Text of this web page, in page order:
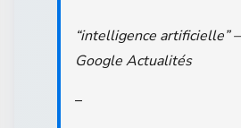
“intelligence artificielle” –
Google Actualités
–